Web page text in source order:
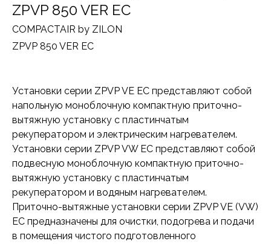
ZPVP 850 VER EC
COMPACTAIR by ZILON
ZPVP 850 VER EC
Установки серии ZPVP VE EC представляют собой
напольную моноблочную компактную приточно-
вытяжную установку с пластинчатым
рекуператором и электрическим нагревателем.
Установки серии ZPVP VW EC представляют собой
подвесную моноблочную компактную приточно-
вытяжную установку с пластинчатым
рекуператором и водяным нагревателем.
Приточно-вытяжные установки серии ZPVP VE (VW)
EC предназначены для очистки, подогрева и подачи
в помещения чистого подготовленного